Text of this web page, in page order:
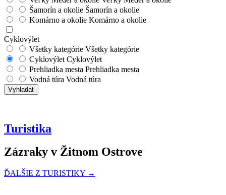
Šamorín a okolie Šamorín a okolie
Komárno a okolie Komárno a okolie
Cyklovýlet
Všetky kategórie Všetky kategórie
Cyklovýlet Cyklovýlet
Prehliadka mesta Prehliadka mesta
Vodná túra Vodná túra
Vyhladať
Turistika
Zázraky v Žitnom Ostrove
ĎALŠIE Z TURISTIKY →